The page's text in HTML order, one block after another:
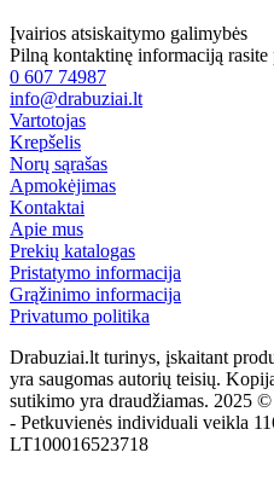
Įvairios atsiskaitymo galimybės
Pilną kontaktinę informaciją rasite
0 607 74987
info@drabuziai.lt
Vartotojas
Krepšelis
Norų sąrašas
Apmokėjimas
Kontaktai
Apie mus
Prekių katalogas
Pristatymo informacija
Grąžinimo informacija
Privatumo politika
Drabuziai.lt turinys, įskaitant
yra saugomas autorių teisių.
sutikimo yra draudžiamas. 2025 ©
- Petkuvienės individuali veikla
LT100016523718